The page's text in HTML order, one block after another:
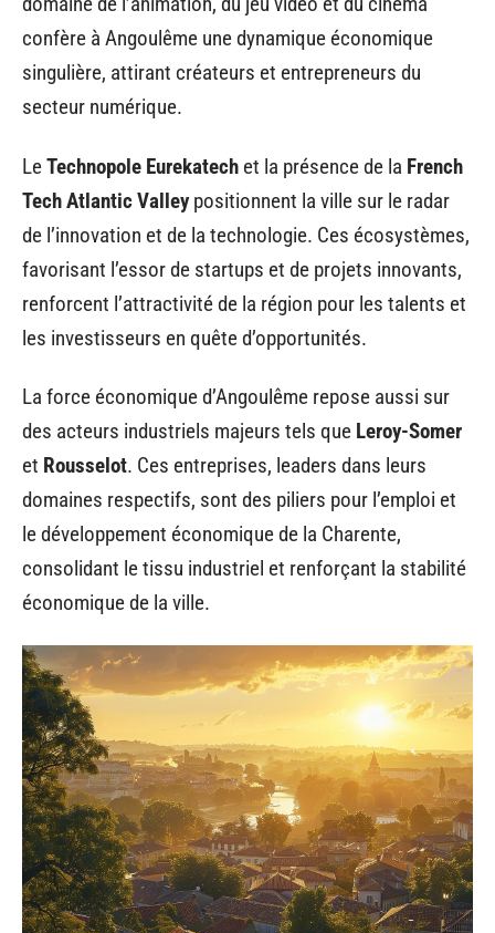
confère à Angoulême une dynamique économique
singulière, attirant créateurs et entrepreneurs du
secteur numérique.
LeTechnopole Eurekatech et la présence de la French
Tech Atlantic Valleypositionnent la ville sur le radar
de l’innovation et de la technologie. Ces écosystèmes,
favorisant l’essor de startups et de projets innovants,
renforcent l’attractivité de la région pour les talents et
les investisseurs en quête d’opportunités.
La force économique d’Angoulême repose aussi sur
des acteurs industriels majeurs tels que Leroy-Somer
et Rousselot. Ces entreprises, leaders dans leurs
domaines respectifs, sont des piliers pour l’emploi et
le développement économique de la Charente,
consolidant le tissu industriel et renforçant la stabilité
économique de la ville.